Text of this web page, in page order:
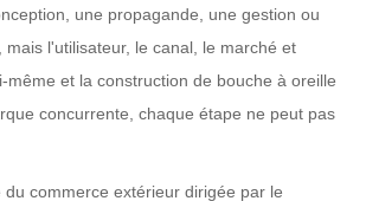
une propagande, une gestion ou
mais l'utilisateur, le canal, le marché et
même et la construction de bouche à oreille
concurrente, chaque étape ne peut pas
commerce extérieur dirigée par le